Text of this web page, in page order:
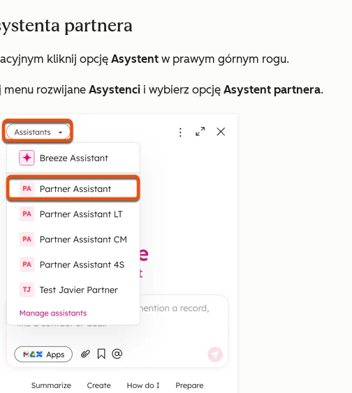
partnera
kliknij opcję Asystent w prawym górnym rogu.
rozwijane Asystenci i wybierz opcję Asystent partnera.